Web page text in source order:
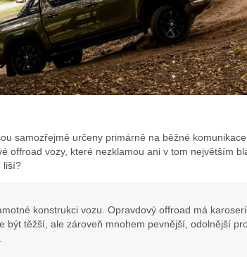
samozřejmě určeny primárně na běžné
offroad vozy, které nezklamou ani v tom největším
liší?
konstrukci vozu. Opravdový offroad má
být těžší, ale zároveň mnohem pevnější, odolnější